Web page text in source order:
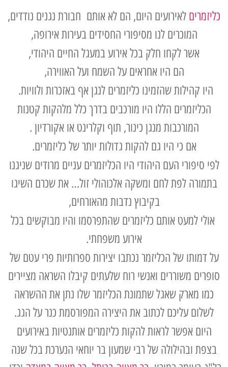
כליזמרים לאירועים היום, הם לא אותם חבורת נגנים נודדים,
המוכרים לנו מסיפורי החסידים בעירות אירופה,
אשר לקחו חלק בכל אירוע במעגל החיים היהודי,
הם היו אחראים על השמח ועל האווירה,
היו קהילות שהזמינו כליזמרים לנגן אף באזכרות ולוויות.
הכליזמרים הללו היו מורכבים בדרך כלל מלהקות קטנות
המורכבות מנגן כינור, תוף וקלרינט או אקורדיון .
אם כי היו גם להקות גדולות יותר של כליזמרים.
לפי סיפורי העם היהודי היו הכליזמרים עניים מרודים שניגנו
בתמורה לפת לחם ומשקה אלכוהולי זול… את שכרם השיגו
בקיבוץ נדבות מהאורחים,
אולי למעט אותם כליזמרים שהתפרסמו והיו מבוקשים בכל
אירוע משפחתי.
על דמותו של הכליזמר נכתבו יצירות ספרותיות פרי עטם של
סופרים משוררים ואנשי רוח שלעתים קיבלו השראה מציירים
כמו מארק שאגל שתמונת הכליזמר שלו נתן את ההשראה
לשלום עליכם לכתוב את היצירה המפורסמת כנר על הגג.
היום אפשר לראות להקות כליזמרים אותנטיות באירועים
בצפת ובהילולה של רבי שמעון בר יוחאי הנערכת בכל שנה